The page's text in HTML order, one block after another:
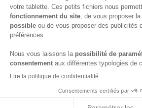
Mentions légales Consignes de tri de nos
Caractéristiques environnementales de
(informations AGEC) -Avis & notes